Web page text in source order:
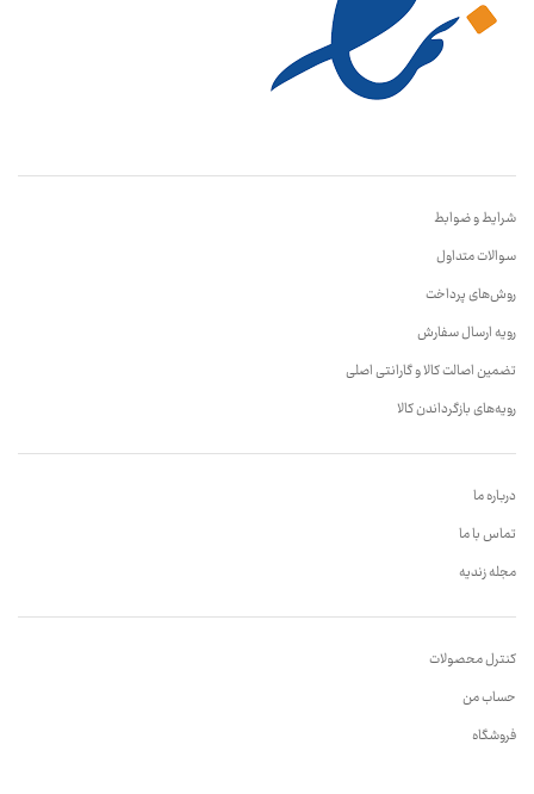
شرایط و ضوابط
سوالات متداول
روش‌های پرداخت
رویه ارسال سفارش
تضمین اصالت کالا و گارانتی اصلی
رویه‌های بازگرداندن کالا
درباره ما
تماس با ما
مجله زندیه
کنترل محصولات
حساب من
فروشگاه